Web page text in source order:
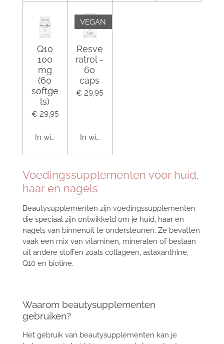
Q10
100
mg
(60
softge
ls)
€ 29,95
In winkelwagen
VEGAN
Resve
ratrol -
60
caps
€ 29,95
In winkelwagen
Voedingssupplementen voor huid,
haar en nagels
Beautysupplementen zijn voedingssupplementen
die speciaal zijn ontwikkeld om je huid, haar en
nagels van binnenuit te ondersteunen. Ze bevatten
vaak een mix van vitaminen, mineralen of bestaan
uit andere stoffen zoals collageen, astaxanthine,
Q10 en biotine.
Waarom beautysupplementen
gebruiken?
Het gebruik van beautysupplementen kan je